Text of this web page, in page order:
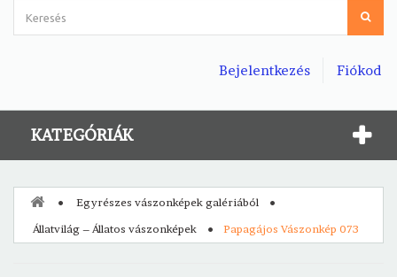
Fiókod
Bejelentkezés
KATEGÓRIÁK
Egyrészes vászonképek galériából
Állatvilág – Állatos vászonképek
Papagájos Vászonkép 073